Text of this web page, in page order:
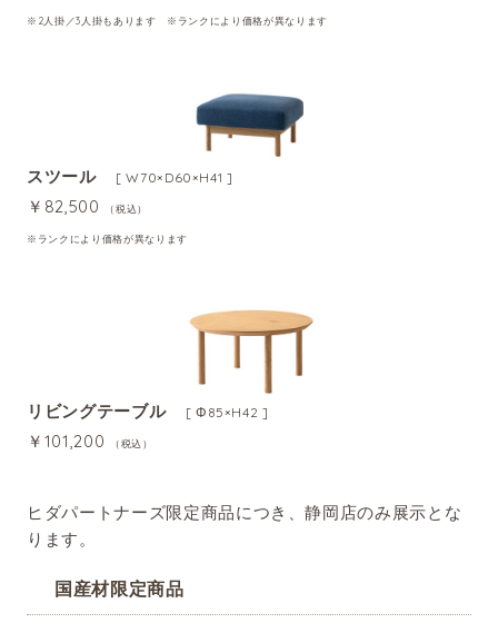
※2人掛／3人掛もあります ※ランクにより価格が異なります
スツール [ W70×D60×H41 ]
￥82,500 （税込）
※ランクにより価格が異なります
リビングテーブル [ Φ85×H42 ]
￥101,200 （税込）
ヒダパートナーズ限定商品につき、静岡店のみ展示とな
ります。
国産材限定商品